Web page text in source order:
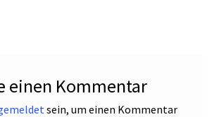
einen Kommentar
sein, um einen Kommentar